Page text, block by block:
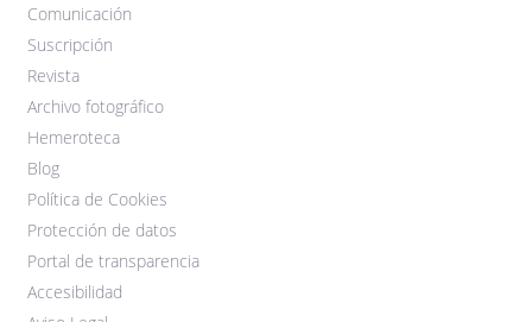
Comunicación
Suscripción
Revista
Archivo fotográfico
Hemeroteca
Blog
Política de Cookies
Protección de datos
Portal de transparencia
Accesibilidad